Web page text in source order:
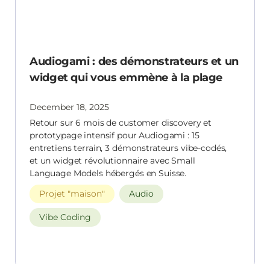
Audiogami : des démonstrateurs et un
widget qui vous emmène à la plage
December 18, 2025
Retour sur 6 mois de customer discovery et
prototypage intensif pour Audiogami : 15
entretiens terrain, 3 démonstrateurs vibe-codés,
et un widget révolutionnaire avec Small
Language Models hébergés en Suisse.
Projet "maison"
Audio
Vibe Coding